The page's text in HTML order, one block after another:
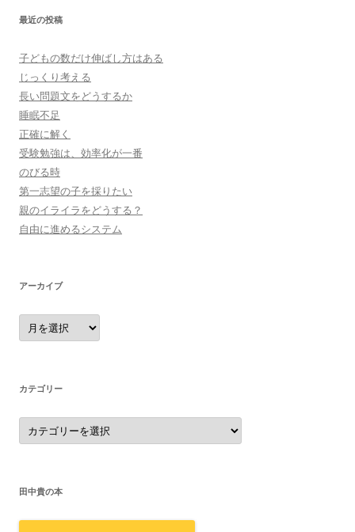
最近の投稿
子どもの数だけ伸ばし方はある
じっくり考える
長い問題文をどうするか
睡眠不足
正確に解く
受験勉強は、効率化が一番
のびる時
第一志望の子を採りたい
親のイライラをどうする？
自由に進めるシステム
アーカイブ
ア
ー
カ
カテゴリー
カ
テ
ゴ
田中貴の本